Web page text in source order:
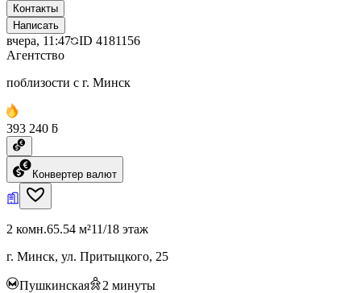
Контакты
Написать
вчера, 11:47 ID 4181156
Агентство
поблизости с г. Минск
393 240 ƃ
Конвертер валют
2 комн.65.54 м²11/18 этаж
г. Минск, ул. Притыцкого, 25
Пушкинская 2 минуты